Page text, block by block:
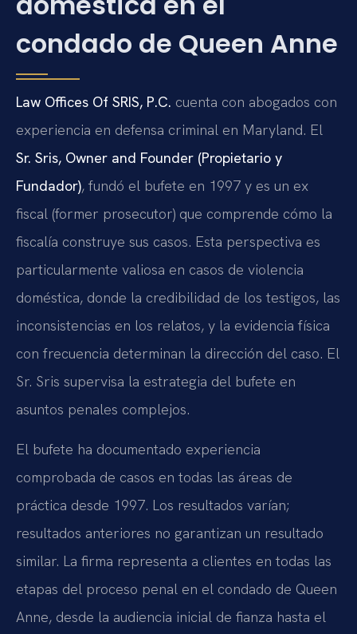
condado de Queen Anne
Law Offices Of SRIS, P.C. cuenta con abogados con
experiencia en defensa criminal en Maryland. El
Sr. Sris, Owner and Founder (Propietario y
Fundador), fundó el bufete en 1997 y es un ex
fiscal (former prosecutor) que comprende cómo la
fiscalía construye sus casos. Esta perspectiva es
particularmente valiosa en casos de violencia
doméstica, donde la credibilidad de los testigos, las
inconsistencias en los relatos, y la evidencia física
con frecuencia determinan la dirección del caso. El
Sr. Sris supervisa la estrategia del bufete en
asuntos penales complejos.
El bufete ha documentado experiencia
comprobada de casos en todas las áreas de
práctica desde 1997. Los resultados varían;
resultados anteriores no garantizan un resultado
similar. La firma representa a clientes en todas las
etapas del proceso penal en el condado de Queen
Anne, desde la audiencia inicial de fianza hasta el